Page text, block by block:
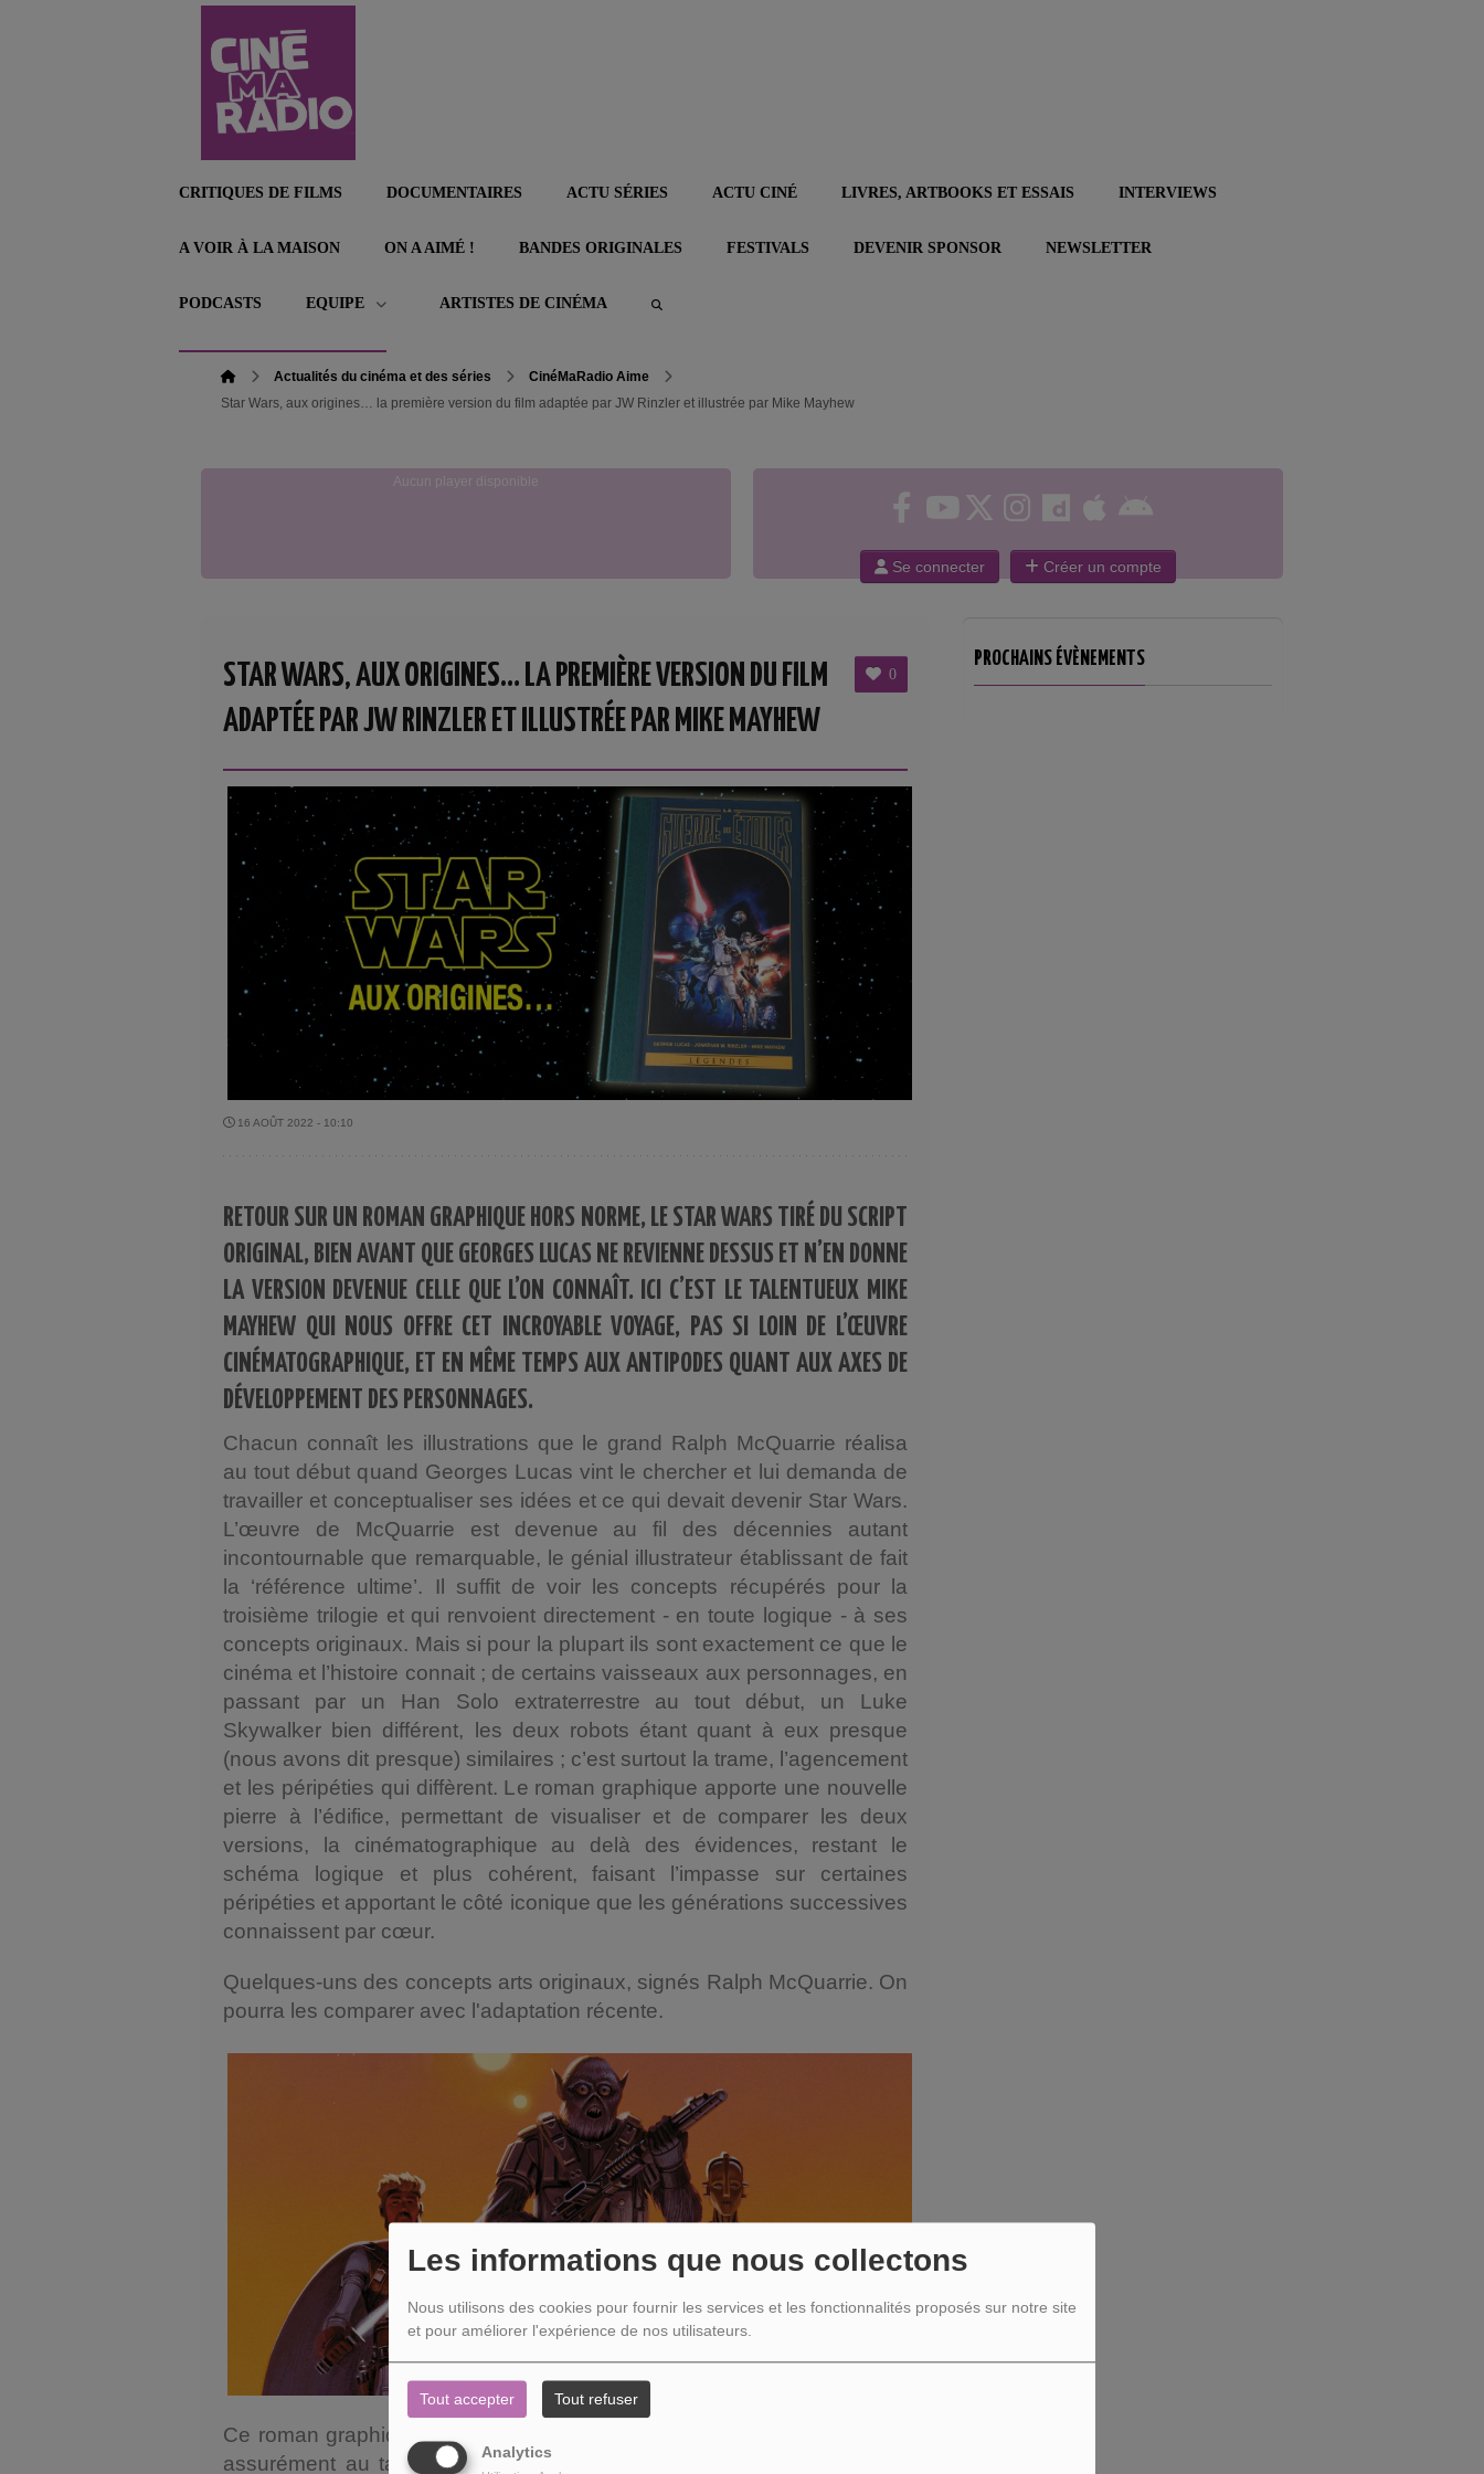
Les informations que nous collectons
Nous utilisons des cookies pour fournir les services et les fonctionnalités proposés sur notre site
et pour améliorer l'expérience de nos utilisateurs.
Tout accepter Tout refuser
Analytics
CRITIQUES DE FILMS DOCUMENTAIRES ACTU SÉRIES ACTU CINÉ LIVRES, ARTBOOKS ET ESSAIS INTERVIEWS
A VOIR À LA MAISON ON A AIMÉ ! BANDES ORIGINALES FESTIVALS DEVENIR SPONSOR NEWSLETTER
PODCASTS EQUIPE ARTISTES DE CINÉMA
Actualités du cinéma et des séries
CinéMaRadio Aime
Star Wars, aux origines… la première version du film adaptée par JW Rinzler et illustrée par Mike Mayhew
Aucun player disponible
Se connecter Créer un compte
0
STAR WARS, AUX ORIGINES… LA PREMIÈRE VERSION DU FILM
ADAPTÉE PAR JW RINZLER ET ILLUSTRÉE PAR MIKE MAYHEW
16 AOÛT 2022 - 10:10
RETOUR SUR UN ROMAN GRAPHIQUE HORS NORME, LE STAR WARS TIRÉ DU SCRIPT
ORIGINAL, BIEN AVANT QUE GEORGES LUCAS NE REVIENNE DESSUS ET N’EN DONNE
LA VERSION DEVENUE CELLE QUE L’ON CONNAÎT. ICI C’EST LE TALENTUEUX MIKE
MAYHEW QUI NOUS OFFRE CET INCROYABLE VOYAGE, PAS SI LOIN DE L’ŒUVRE
CINÉMATOGRAPHIQUE, ET EN MÊME TEMPS AUX ANTIPODES QUANT AUX AXES DE
DÉVELOPPEMENT DES PERSONNAGES.
Chacun connaît les illustrations que le grand Ralph McQuarrie réalisa
au tout début quand Georges Lucas vint le chercher et lui demanda de
travailler et conceptualiser ses idées et ce qui devait devenir Star Wars.
L’œuvre de McQuarrie est devenue au fil des décennies autant
incontournable que remarquable, le génial illustrateur établissant de fait
la ‘référence ultime’. Il suffit de voir les concepts récupérés pour la
troisième trilogie et qui renvoient directement - en toute logique - à ses
concepts originaux. Mais si pour la plupart ils sont exactement ce que le
cinéma et l’histoire connait ; de certains vaisseaux aux personnages, en
passant par un Han Solo extraterrestre au tout début, un Luke
Skywalker bien différent, les deux robots étant quant à eux presque
(nous avons dit presque) similaires ; c’est surtout la trame, l’agencement
et les péripéties qui diffèrent. Le roman graphique apporte une nouvelle
pierre à l’édifice, permettant de visualiser et de comparer les deux
versions, la cinématographique au delà des évidences, restant le
schéma logique et plus cohérent, faisant l’impasse sur certaines
péripéties et apportant le côté iconique que les générations successives
connaissent par cœur.
Quelques-uns des concepts arts originaux, signés Ralph McQuarrie. On
pourra les comparer avec l'adaptation récente.
Ce roman graphique est d'un niveau qualitatif hors norme, et on le doit
assurément au talent hors pair de Mike Mayhew secondé ici par JW
PROCHAINS ÉVÈNEMENTS